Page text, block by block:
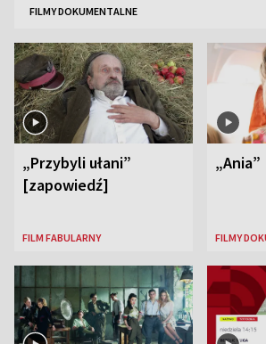
FILMY DOKUMENTALNE
„Przybyli ułani”
[zapowiedź]
FILM FABULARNY FILMY